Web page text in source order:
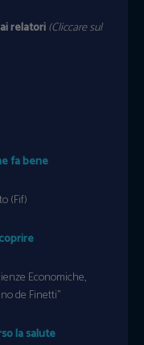
relatori(Cliccare sul
fa bene
(Fif)
Economiche,
de Finetti”
la salute